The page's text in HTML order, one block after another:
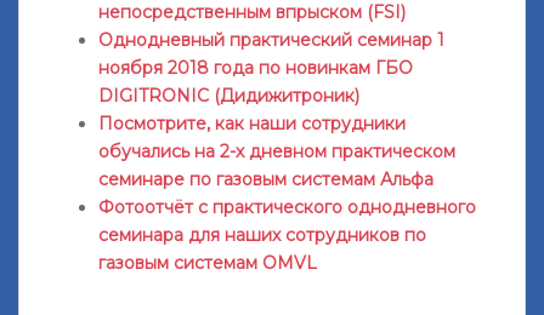
непосредственным впрыском (FSI)
Однодневный практический семинар 1
ноября 2018 года по новинкам ГБО
DIGITRONIC (Дидижитроник)
Посмотрите, как наши сотрудники
обучались на 2-х дневном практическом
семинаре по газовым системам Альфа
Фотоотчёт с практического однодневного
семинара для наших сотрудников по
газовым системам OMVL